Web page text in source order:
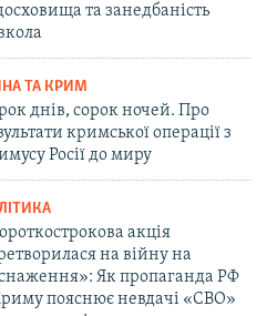
та занедбаність
ТА КРИМ
днів, сорок ночей. Про
кримської операції з
Росії до миру
акція
на війну на
Як пропаганда РФ
пояснює невдачі «СВО»